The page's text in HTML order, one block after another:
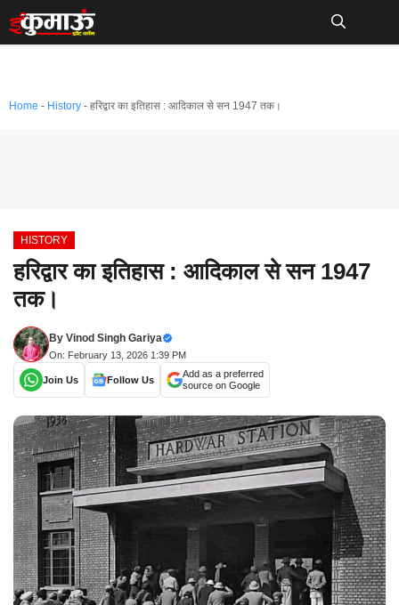
Skip
to
Home - History - हरिद्वार का इतिहास : आदिकाल से सन 1947 तक।
HISTORY
हरिद्वार का इतिहास : आदिकाल से सन 1947
तक।
By Vinod Singh Gariya
On: February 13, 2026 1:39 PM
Join Us Follow Us
Add as a preferred
source on Google